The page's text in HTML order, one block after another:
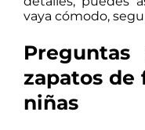
vaya cómodo,
Preguntas
zapatos de
niñas